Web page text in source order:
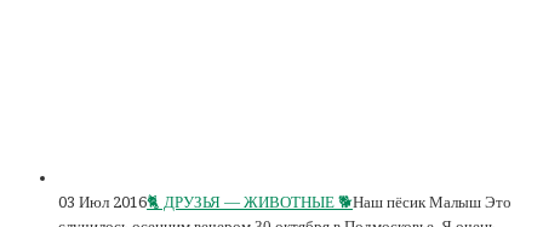
03 Июл 2016🐈 ДРУЗЬЯ — ЖИВОТНЫЕ 🐕Наш пёсик Малыш Это